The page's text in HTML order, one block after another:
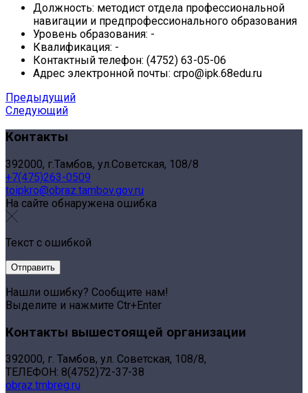
Должность: методист отдела профессиональной
навигации и предпрофессионального образования
Уровень образования: -
Квалификация: -
Контактный телефон: (4752) 63-05-06
Адрес электронной почты: crpo@ipk.68edu.ru
Предыдущий
Следующий
Контакты
392000, г.Тамбов, ул.Советская, 108/8
+7(475)263-0509
toipkro@obraz.tambov.gov.ru
На сайте обнаружена ошибка
Текст с ошибкой
Нашли ошибку? Сообщите нам!
Выделите и нажмите Ctr+Enter
Контакты вышестоящей организации
392000, г. Тамбов, ул. Советская, 108/8,
ТЕЛЕФОН: 8(4752)72-37-38
obraz.tmbreg.ru